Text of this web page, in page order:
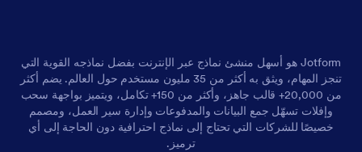
Jotform هو أسهل منشئ نماذج عبر الإنترنت بفضل نماذجه القوية التي
تنجز المهام، ويثق به أكثر من 35 مليون مستخدم حول العالم. يضم أكثر
من 20,000+ قالب جاهز، وأكثر من 150+ تكامل، ويتميز بواجهة سحب
وإفلات تسهّل جمع البيانات والمدفوعات وإدارة سير العمل، ومصمم
خصيصًا للشركات التي تحتاج إلى نماذج احترافية دون الحاجة إلى أي
ترميز.